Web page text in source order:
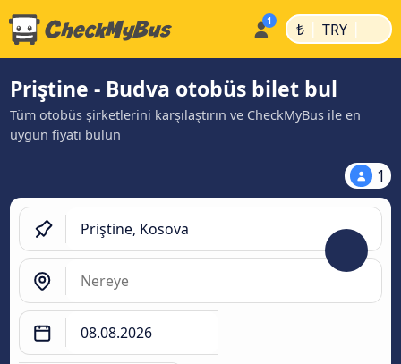
₺ | TRY |
Priştine - Budva otobüs bilet bul
Tüm otobüs şirketlerini karşılaştırın ve CheckMyBus ile en
uygun fiyatı bulun
1